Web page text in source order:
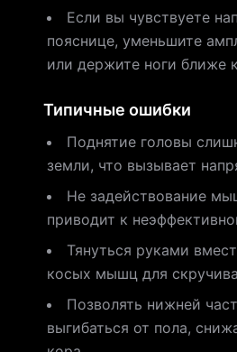
Если вы чувствуете
пояснице, уменьшите
или держите ноги ближе
Типичные ошибки
Поднятие головы
земли, что вызывает
Не задействование
приводит к
Тянуться руками
косых мышц для
Позволять нижней
выгибаться от пола,